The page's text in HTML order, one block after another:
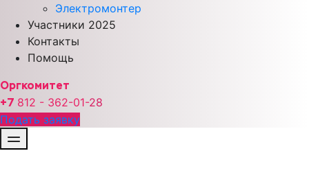
Электромонтер
Участники 2025
Контакты
Помощь
Оргкомитет
+7 812 - 362-01-28
Подать заявку